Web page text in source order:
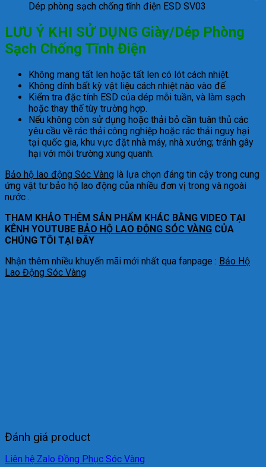
Dép phòng sạch chống tĩnh điện ESD SV03
LƯU Ý KHI SỬ DỤNG Giày/Dép Phòng
Sạch Chống Tĩnh Điện
Không mang tất len ​​hoặc tất len ​​có lót cách nhiệt.
Không dính bất kỳ vật liệu cách nhiệt nào vào đế.
Kiểm tra đặc tính ESD của dép mỗi tuần, và làm sạch
hoặc thay thế tùy trường hợp.
Nếu không còn sử dụng hoặc thải bỏ cần tuân thủ các
yêu cầu về rác thải công nghiệp hoặc rác thải nguy hại
tại quốc gia, khu vực đặt nhà máy, nhà xưởng; tránh gây
hại với môi trường xung quanh.
Bảo hộ lao động Sóc Vàng là lựa chọn đáng tin cậy trong cung
ứng vật tư bảo hộ lao động của nhiều đơn vị trong và ngoài
nước .
THAM KHẢO THÊM SẢN PHẨM KHÁC BẰNG VIDEO TẠI
KÊNH YOUTUBE BẢO HỘ LAO ĐỘNG SÓC VÀNG CỦA
CHÚNG TÔI TẠI ĐÂY
Nhận thêm nhiều khuyến mãi mới nhất qua fanpage : Bảo Hộ
Lao Động Sóc Vàng
Đánh giá product
Liên hệ Zalo Đồng Phục Sóc Vàng